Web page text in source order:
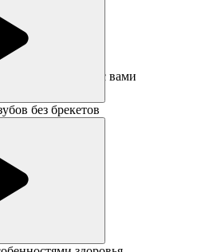
без брекетов
свяжется с вами